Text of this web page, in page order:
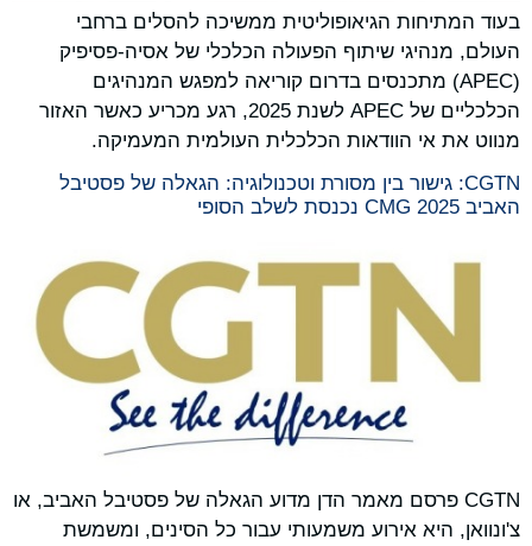
בעוד המתיחות הגיאופוליטית ממשיכה להסלים ברחבי
העולם, מנהיגי שיתוף הפעולה הכלכלי של אסיה-פסיפיק
(APEC) מתכנסים בדרום קוריאה למפגש המנהיגים
הכלכליים של APEC לשנת 2025, רגע מכריע כאשר האזור
מנווט את אי הוודאות הכלכלית העולמית המעמיקה.
CGTN: גישור בין מסורת וטכנולוגיה: הגאלה של פסטיבל
האביב CMG 2025 נכנסת לשלב הסופי
CGTN פרסם מאמר הדן מדוע הגאלה של פסטיבל האביב, או
צ'ונוואן, היא אירוע משמעותי עבור כל הסינים, ומשמשת